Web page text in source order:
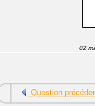
02
Question